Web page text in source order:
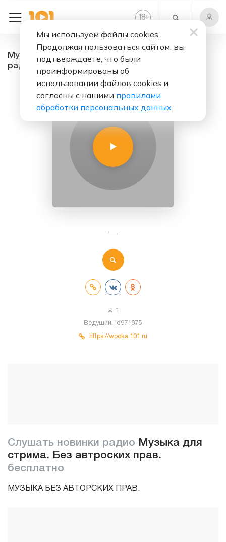
18+
Музыка для стрима. Без автроских прав. -
радио онлайн. Слушать бесплатно
—
1
Ведущий: id971875
https://wooka.101.ru
Слушать новинки радио Музыка для
стрима. Без автроских прав.
бесплатно
МУЗЫКА БЕЗ АВТОРСКИХ ПРАВ.
Мы используем файлы cookies.
Продолжая пользоваться сайтом, вы
подтверждаете, что были
проинформированы об
использовании файлов cookies и
согласны с нашими правилами
обработки персональных данных.